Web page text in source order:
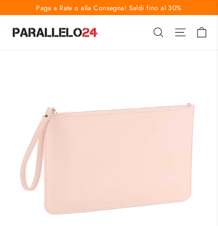
direttamente
Paga a Rate o alla Consegna! Saldi fino al 30%
Cerca